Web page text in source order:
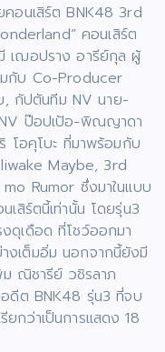
อนเสิร์ต BNK48 3rd
คอนเสิร์ต
เฌอปราง อารีย์กุล ผู้
กับ Co-Producer
, กัปตันทีม NV นาย-
ป๊อปเป้อ-พิณญาดา
โอคุโบะ ที่มาพร้อมกับ
Maybe, 3rd
Rumor ซึ่งมาในแบบ
เสิร์ตนี้เท่านั้น โดยรุ่น3
ดุเดือด ที่โชว์ออกมา
งเต็มอิ่ม นอกจากนี้ยังมี
ณิชารีย์ วชิรลาภ
ดีต BNK48 รุ่น3 ที่จบ
ยกว่าเป็นการแสดง 18